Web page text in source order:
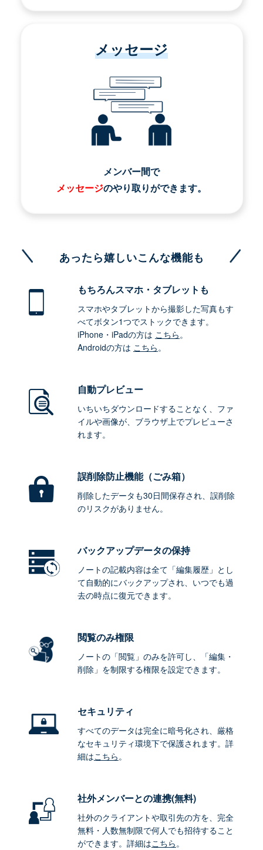
メッセージ
メンバー間で
メッセージのやり取りができます。
あったら嬉しいこんな機能も
もちろんスマホ・タブレットも
スマホやタブレットから撮影した写真もす
べてボタン1つでストックできます。
iPhone・iPadの方は こちら。
Androidの方は こちら。
自動プレビュー
いちいちダウンロードすることなく、ファ
イルや画像が、ブラウザ上でプレビューさ
れます。
誤削除防止機能（ごみ箱）
削除したデータも30日間保存され、誤削除
のリスクがありません。
バックアップデータの保持
ノートの記載内容は全て「編集履歴」とし
て自動的にバックアップされ、いつでも過
去の時点に復元できます。
閲覧のみ権限
ノートの「閲覧」のみを許可し、「編集・
削除」を制限する権限を設定できます。
セキュリティ
すべてのデータは完全に暗号化され、厳格
なセキュリティ環境下で保護されます。詳
細はこちら。
社外メンバーとの連携(無料)
社外のクライアントや取引先の方を、完全
無料・人数無制限で何人でも招待すること
ができます。詳細はこちら。